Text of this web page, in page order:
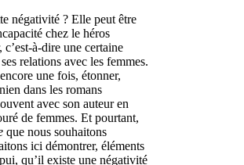
négativité ? Elle peut être
chez le héros
à-dire une certaine
relations avec les femmes.
une fois, étonner,
dans les romans
avec son auteur en
de femmes. Et pourtant,
que nous souhaitons
ici démontrer, éléments
qu’il existe une négativité